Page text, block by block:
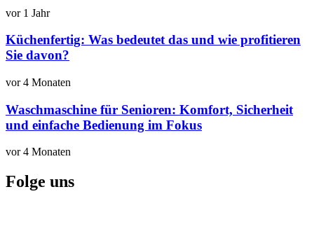
vor 1 Jahr
Küchenfertig: Was bedeutet das und wie profitieren
Sie davon?
vor 4 Monaten
Waschmaschine für Senioren: Komfort, Sicherheit
und einfache Bedienung im Fokus
vor 4 Monaten
Folge uns